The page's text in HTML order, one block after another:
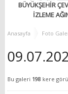
BÜYÜKŞEHİR
İZLEME
Anasayfa Foto
Bu galeri 198 kere